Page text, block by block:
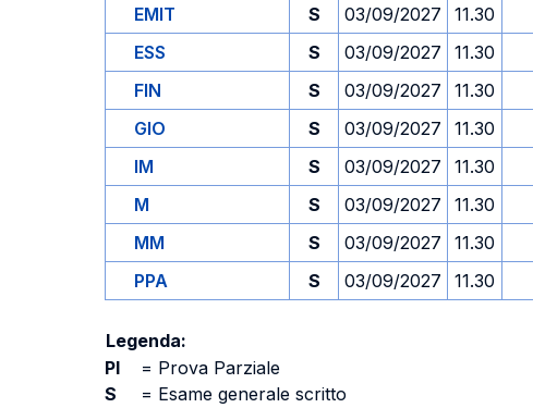
EMIT
S 03/09/2027 11.30
ESS
S 03/09/2027 11.30
FIN
S 03/09/2027 11.30
GIO
S 03/09/2027 11.30
IM
S 03/09/2027 11.30
M
S 03/09/2027 11.30
MM
S 03/09/2027 11.30
PPA
S 03/09/2027 11.30
Legenda:
PI
= Prova Parziale
S
= Esame generale scritto